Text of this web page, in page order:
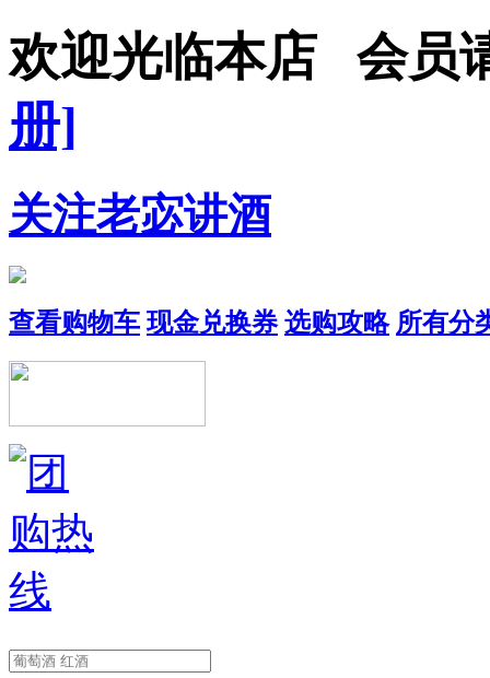
欢迎光临本店 会
册]
关注老宓讲酒
查看购物车 现金兑换券 选购攻略 所有分